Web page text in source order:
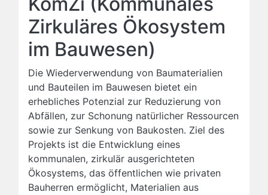
Zirkuläres Ökosystem
im Bauwesen)
Die Wiederverwendung von Baumaterialien
und Bauteilen im Bauwesen bietet ein
erhebliches Potenzial zur Reduzierung von
Abfällen, zur Schonung natürlicher Ressourcen
sowie zur Senkung von Baukosten. Ziel des
Projekts ist die Entwicklung eines
kommunalen, zirkulär ausgerichteten
Ökosystems, das öffentlichen wie privaten
Bauherren ermöglicht, Materialien aus